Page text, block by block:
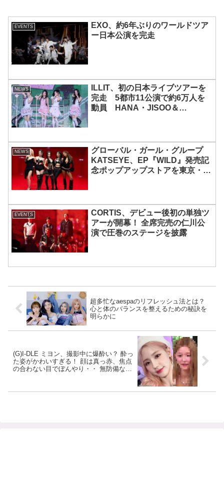
EVENTS
EXO、約6年ぶりのワールドツア
ー日本公演を完走
NEWS
ILLIT、初の日本ライブツアーを
完走 5都市11公演で約6万人を
動員 HANA・JISOO＆
NEWS
グローバル・ガール・グループ
KATSEYE、EP『WILD』発売記
念ポップアップストアを東京・原
EVENTS
CORTIS、デビュー後初の単独ツ
アーが開幕！ 全席完売の仁川公
演で圧巻のステージを披露
超多忙なaespaのリフレッシュ法とは？
心と体のバランスを整えるための秘訣を
明らかに
(G)I-DLE ミヨン、撮影中に爆酔い？ 酔っ
た姿がかわいすぎる！ 顔は真っ赤、焦点
の合わない目でぼんやり・・ 無防備な姿